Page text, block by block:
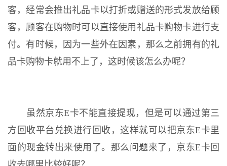
客，经常会推出礼品卡以打折或赠送的形式发放给顾
客，顾客在购物时可以直接使用礼品卡购物卡进行支
付。有时候，因为一些外在因素，那么之前拥有的礼
品卡购物卡就用不上了，这时候该怎么办呢？
虽然京东E卡不能直接提现，但是可以通过第三
方回收平台兑换进行回收，这样就可以把京东E卡里
面的现金转出来使用了。那么问题来了，京东E卡回